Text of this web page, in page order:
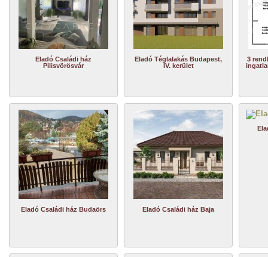
Eladó Családi ház
Pilisvörösvár
Eladó Téglalakás Budapest,
IV. kerület
3
Eladó Családi ház Budaörs Eladó Családi ház Baja